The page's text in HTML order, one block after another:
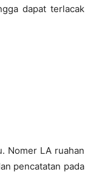
dapat terlacak
Nomer LA ruahan
pencatatan pada